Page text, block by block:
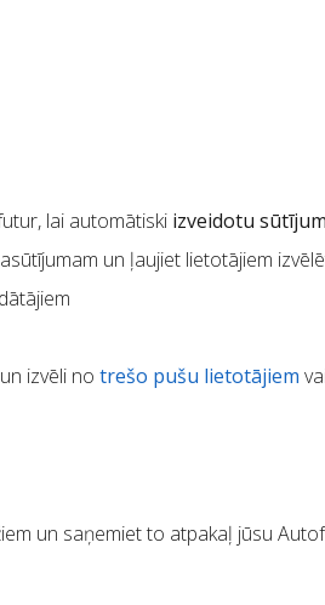
lai automātiski izveidotu
un ļaujiet lietotājiem
izvēli no trešo pušu lietotājiem
un saņemiet to atpakaļ jūsu